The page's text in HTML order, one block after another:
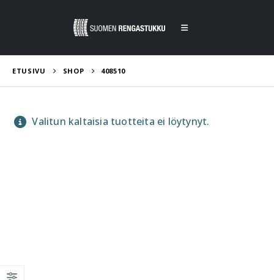
ETUSIVU SHOP 408510
Valitun kaltaisia tuotteita ei löytynyt.